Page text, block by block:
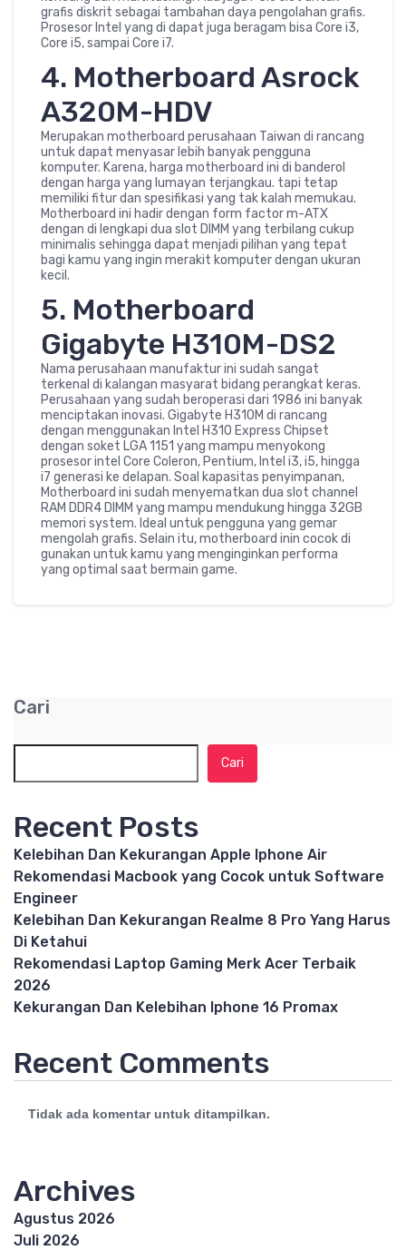
grafis diskrit sebagai tambahan daya pengolahan grafis.
Prosesor Intel yang di dapat juga beragam bisa Core i3,
Core i5, sampai Core i7.
4. Motherboard Asrock
A320M-HDV
Merupakan motherboard perusahaan Taiwan di rancang
untuk dapat menyasar lebih banyak pengguna
komputer. Karena, harga motherboard ini di banderol
dengan harga yang lumayan terjangkau. tapi tetap
memiliki fitur dan spesifikasi yang tak kalah memukau.
Motherboard ini hadir dengan form factor m-ATX
dengan di lengkapi dua slot DIMM yang terbilang cukup
minimalis sehingga dapat menjadi pilihan yang tepat
bagi kamu yang ingin merakit komputer dengan ukuran
kecil.
5. Motherboard
Gigabyte H310M-DS2
Nama perusahaan manufaktur ini sudah sangat
terkenal di kalangan masyarat bidang perangkat keras.
Perusahaan yang sudah beroperasi dari 1986 ini banyak
menciptakan inovasi. Gigabyte H310M di rancang
dengan menggunakan Intel H310 Express Chipset
dengan soket LGA 1151 yang mampu menyokong
prosesor intel Core Coleron, Pentium, Intel i3, i5, hingga
i7 generasi ke delapan. Soal kapasitas penyimpanan,
Motherboard ini sudah menyematkan dua slot channel
RAM DDR4 DIMM yang mampu mendukung hingga 32GB
memori system. Ideal untuk pengguna yang gemar
mengolah grafis. Selain itu, motherboard inin cocok di
gunakan untuk kamu yang menginginkan performa
yang optimal saat bermain game.
Cari
Cari
Recent Posts
Kelebihan Dan Kekurangan Apple Iphone Air
Rekomendasi Macbook yang Cocok untuk Software
Engineer
Kelebihan Dan Kekurangan Realme 8 Pro Yang Harus
Di Ketahui
Rekomendasi Laptop Gaming Merk Acer Terbaik
2026
Kekurangan Dan Kelebihan Iphone 16 Promax
Recent Comments
Tidak ada komentar untuk ditampilkan.
Archives
Agustus 2026
Juli 2026